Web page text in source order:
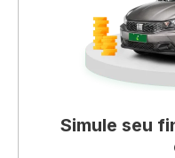
Simule seu